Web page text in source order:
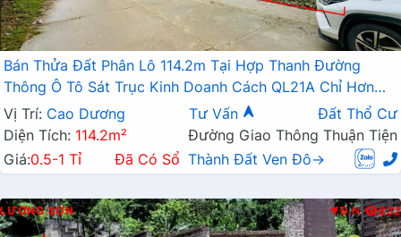
Bán Thửa Đất Phân Lô 114.2m Tại Hợp Thanh Đường
Thông Ô Tô Sát Trục Kinh Doanh Cách QL21A Chỉ Hơn
1km
Vị Trí: Cao Dương Tư Vấn
Đất Thổ Cư
Diện Tích: 114.2m²
Đường Giao Thông Thuận Tiện
Giá:0.5-1 Tỉ Đã Có Sổ Thành Đất Ven Đô→
LƯƠNG SƠN Đ.N 832